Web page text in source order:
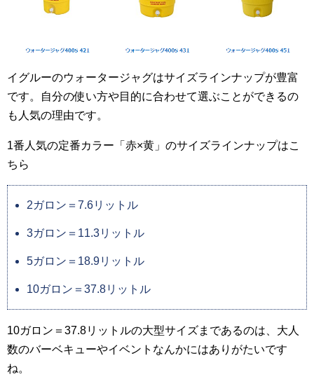
イグルーのウォータージャグはサイズラインナップが豊富
です。自分の使い方や目的に合わせて選ぶことができるの
も人気の理由です。
1番人気の定番カラー「赤×黄」のサイズラインナップはこ
ちら
2ガロン＝7.6リットル
3ガロン＝11.3リットル
5ガロン＝18.9リットル
10ガロン＝37.8リットル
10ガロン＝37.8リットルの大型サイズまであるのは、大人
数のバーベキューやイベントなんかにはありがたいです
ね。